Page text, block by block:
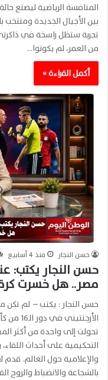
المنافسة الرياضية ليصنع
بين الأجيال الجديدة
تجربة ستظل راسخة في ذاكرتي.
من العمر، لم يكونوا…
أكمل القراءة »
حسن النجار منذ 4 أسابيع
حسن النجار يكتب:
مصر.. هل خسرت كرة
حسن النجار : يكتب – لم تكن
تحولت إلى واحدة من أكثر
التحكيمية على أحداث
والإعلامية حول العالم. قدم
بالشجاعة والانضباط والروح